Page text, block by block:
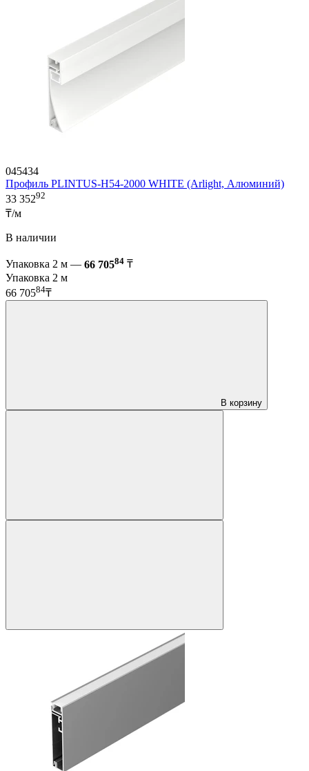
045434
Профиль PLINTUS-H54-2000 WHITE (Arlight, Алюминий)
33 35292
₸/м
В наличии
Упаковка 2 м — 66 70584 ₸
Упаковка 2 м
66 70584₸
В корзину